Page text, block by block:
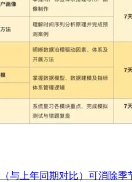
上年同期对比）可消除